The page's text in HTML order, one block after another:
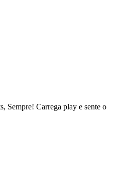
Sempre! Carrega play e sente o